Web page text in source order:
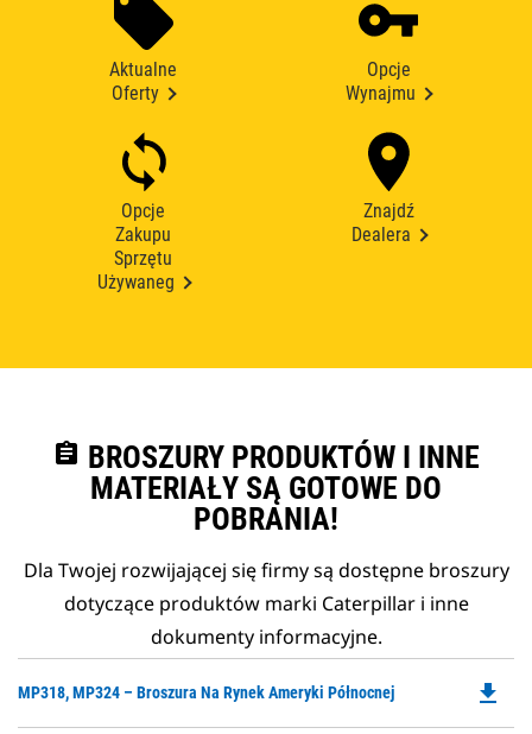
Aktualne
Oferty
Opcje
Wynajmu
Opcje
Zakupu
Sprzętu
Używaneg
Znajdź
Dealera
assignment BROSZURY PRODUKTÓW I INNE
MATERIAŁY SĄ GOTOWE DO
POBRANIA!
Dla Twojej rozwijającej się firmy są dostępne broszury
dotyczące produktów marki Caterpillar i inne
dokumenty informacyjne.
MP318, MP324 – Broszura Na Rynek Ameryki Północnej file_download